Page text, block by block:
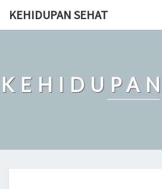
KEHIDUPAN SEHAT